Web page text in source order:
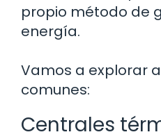
propio método de
energía.
Vamos a explorar
comunes:
Centrales